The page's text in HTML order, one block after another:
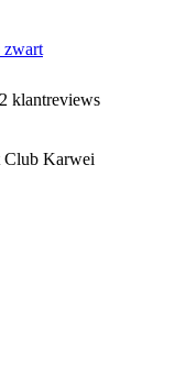
zwart
klantreviews
Club Karwei